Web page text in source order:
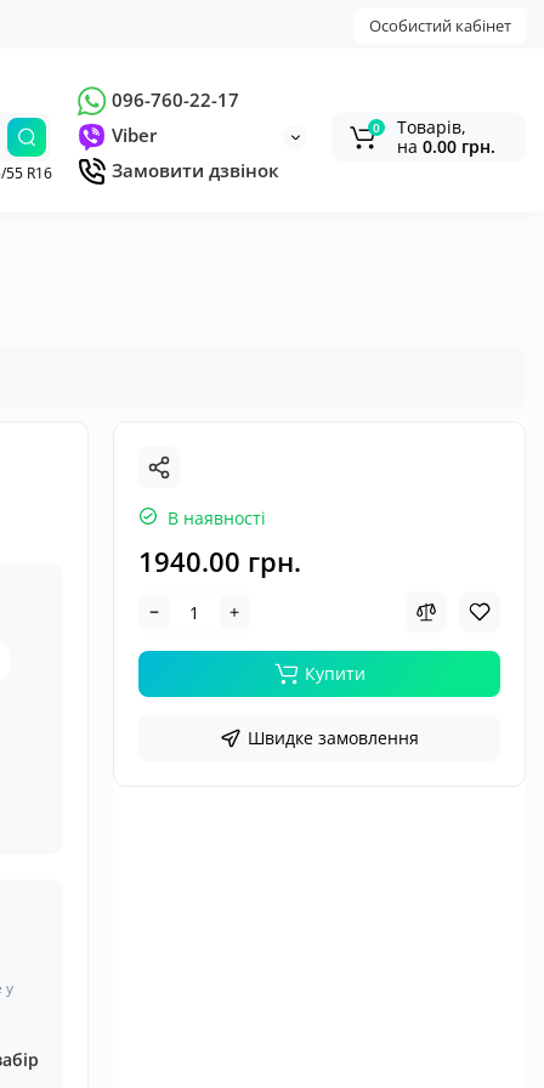
Особистий кабінет
096-760-22-17
Viber
Замовити дзвінок
55 R16
0
Товарів,
на 0.00 грн.
у
В наявності
1940.00 грн.
Купити
Швидке замовлення